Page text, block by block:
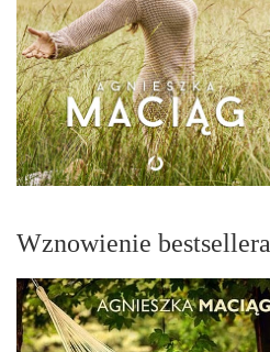
Wznowienie bestsellera